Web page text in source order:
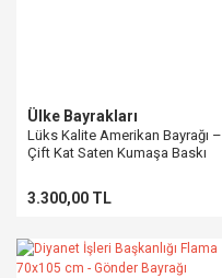
Ülke Bayrakları
Lüks Kalite Amerikan Bayrağı –
Çift Kat Saten Kumaşa Baskı
3.300,00 TL